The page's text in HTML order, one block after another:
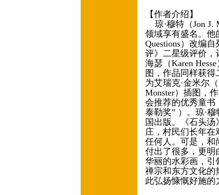
【作者介绍】
琼·穆特（Jon J.
领域享有盛名。他
Questions）改编
评》二星级评价，
海瑟（Karen
图，作品同样获
为艾瑞克·金米尔
Monster）插图，
会推荐的优秀童书
泰勒奖” ）。琼·
国出版。《石头
庄，村民们长年
任何人。可是，和
付出了很多，更明
华丽的水彩画，引
禅宗和东方文化的
此弘扬慷慨好施